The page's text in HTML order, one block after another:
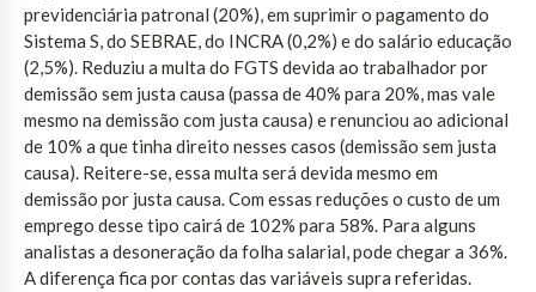
previdenciária patronal (20%), em suprimir o pagamento do
Sistema S, do SEBRAE, do INCRA (0,2%) e do salário educação
(2,5%). Reduziu a multa do FGTS devida ao trabalhador por
demissão sem justa causa (passa de 40% para 20%, mas vale
mesmo na demissão com justa causa) e renunciou ao adicional
de 10% a que tinha direito nesses casos (demissão sem justa
causa). Reitere-se, essa multa será devida mesmo em
demissão por justa causa. Com essas reduções o custo de um
emprego desse tipo cairá de 102% para 58%. Para alguns
analistas a desoneração da folha salarial, pode chegar a 36%.
A diferença fica por contas das variáveis supra referidas.